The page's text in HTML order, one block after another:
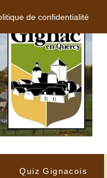
Quiz Gignacois
de confidentialité